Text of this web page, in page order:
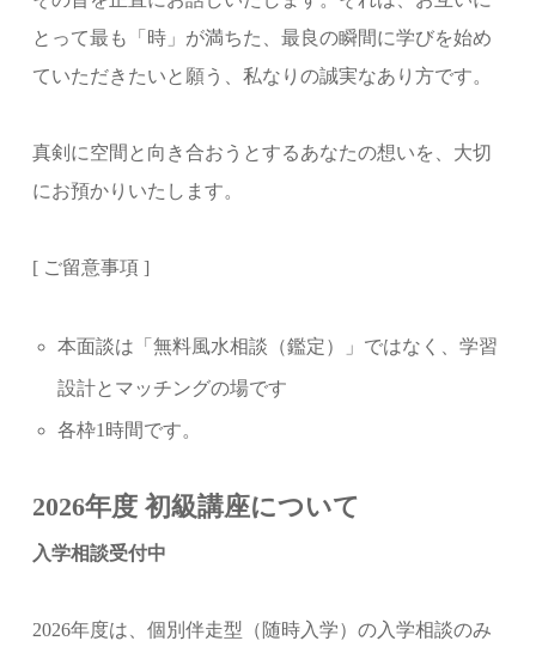
とって最も「時」が満ちた、最良の瞬間に学びを始め
ていただきたいと願う、私なりの誠実なあり方です。
真剣に空間と向き合おうとするあなたの想いを、大切
にお預かりいたします。
[ ご留意事項 ]
本面談は「無料風水相談（鑑定）」ではなく、学習
設計とマッチングの場です
各枠1時間です。
2026年度 初級講座について
入学相談受付中
2026年度は、個別伴走型（随時入学）の入学相談のみ